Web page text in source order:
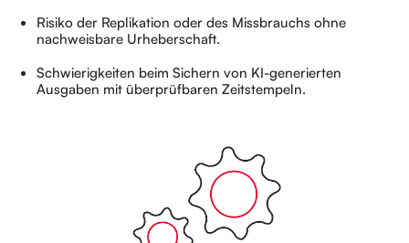
Risiko der Replikation oder des Missbrauchs ohne
nachweisbare Urheberschaft.
Schwierigkeiten beim Sichern von KI-generierten
Ausgaben mit überprüfbaren Zeitstempeln.